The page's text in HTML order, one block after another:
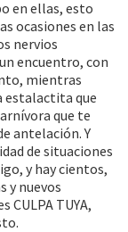
en ellas, esto
ocasiones en las
nervios
encuentro, con
mientras
estalactita que
que te
antelación. Y
de situaciones
y hay cientos,
y nuevos
TUYA,